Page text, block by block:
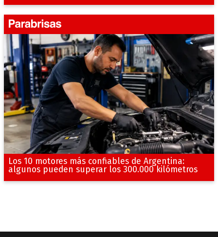
Los 10 motores más confiables de Argentina:
algunos pueden superar los 300.000 kilómetros